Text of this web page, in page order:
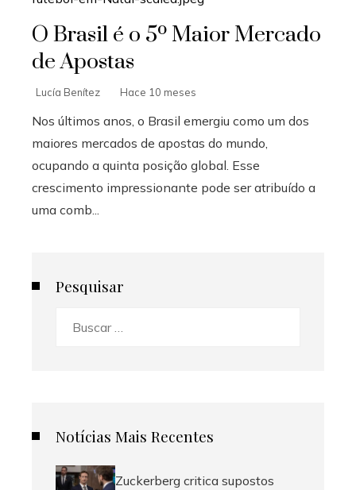
O Brasil é o 5º Maior Mercado
de Apostas
Lucía Benítez Hace 10 meses
Nos últimos anos, o Brasil emergiu como um dos
maiores mercados de apostas do mundo,
ocupando a quinta posição global. Esse
crescimento impressionante pode ser atribuído a
uma comb...
Pesquisar
Notícias Mais Recentes
Zuckerberg critica supostos